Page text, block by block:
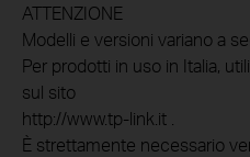
ATTENZIONE
Modelli e versioni variano a
Per prodotti in uso in Italia,
sul sito
http://www.tp-link.it .
È strettamente necessario